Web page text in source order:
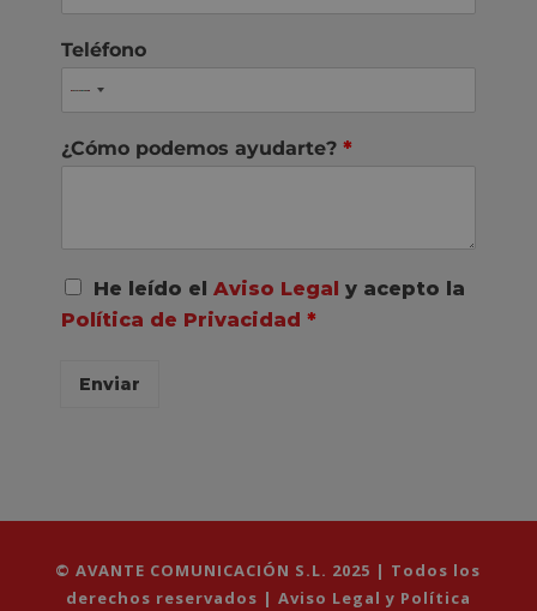
Teléfono
¿Cómo podemos ayudarte? *
A
c
u
D
He leído el Aviso Legal y acepto la
Política de Privacidad *
Enviar
© AVANTE COMUNICACIÓN S.L. 2025 | Todos los
derechos reservados | Aviso Legal y Política